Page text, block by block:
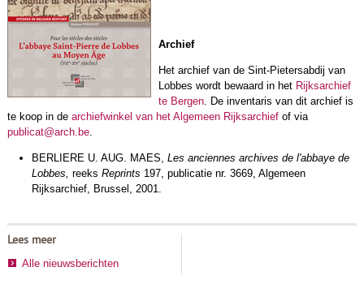
Archief
Het archief van de Sint-Pietersabdij van
Lobbes wordt bewaard in het Rijksarchief
te Bergen. De inventaris van dit archief is
te koop in de archiefwinkel van het Algemeen Rijksarchiefof via
publicat@arch.be.
BERLIERE U. AUG. MAES, Les anciennes archives de l'abbaye de
Lobbes, reeks Reprints 197, publicatie nr. 3669, Algemeen
Rijksarchief, Brussel, 2001.
Lees meer
Alle nieuwsberichten